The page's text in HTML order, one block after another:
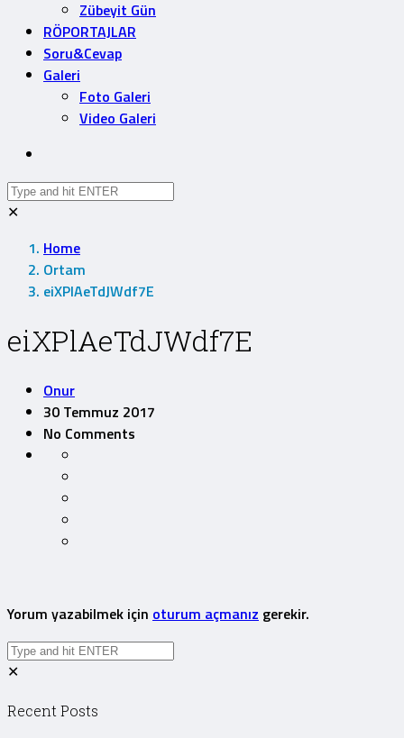
Zübeyit Gün
RÖPORTAJLAR
Soru&Cevap
Galeri
Foto Galeri
Video Galeri
✕
Home
Ortam
eiXPlAeTdJWdf7E
eiXPlAeTdJWdf7E
Onur
30 Temmuz 2017
No Comments
Yorum yazabilmek için oturum açmanız gerekir.
✕
Recent Posts